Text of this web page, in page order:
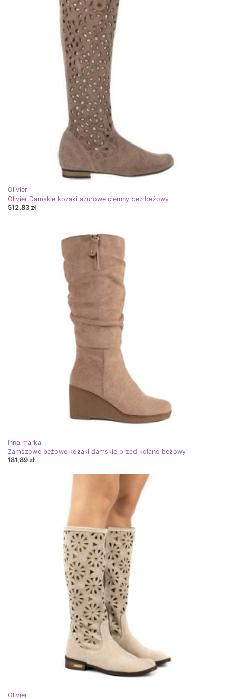
Olivier
Olivier Damskie kozaki ażurowe ciemny beż beżowy
512,83 zł
Inna marka
Zamszowe beżowe kozaki damskie przed kolano beżowy
181,89 zł
Olivier